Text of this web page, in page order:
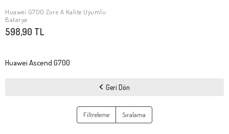
SEPETE EKLE
Huawei G700 Zore A Kalite Uyumlu
Batarya
598,90 TL
Huawei Ascend G700
Geri Dön
Filtreleme Sıralama